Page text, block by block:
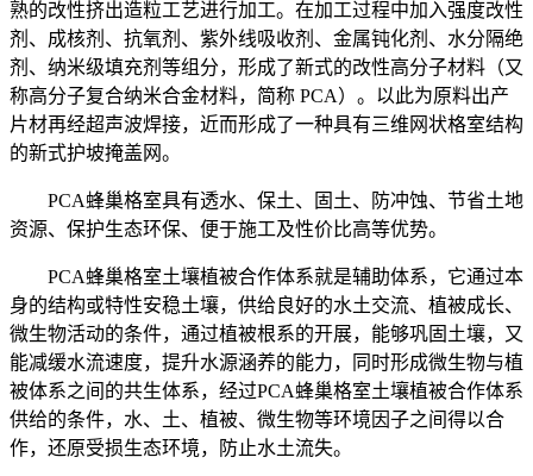
熟的改性挤出造粒工艺进行加工。在加工过程中加入强度改性
剂、成核剂、抗氧剂、紫外线吸收剂、金属钝化剂、水分隔绝
剂、纳米级填充剂等组分，形成了新式的改性高分子材料（又
称高分子复合纳米合金材料，简称 PCA）。以此为原料出产
片材再经超声波焊接，近而形成了一种具有三维网状格室结构
的新式护坡掩盖网。
PCA蜂巢格室具有透水、保土、固土、防冲蚀、节省土地
资源、保护生态环保、便于施工及性价比高等优势。
PCA蜂巢格室土壤植被合作体系就是辅助体系，它通过本
身的结构或特性安稳土壤，供给良好的水土交流、植被成长、
微生物活动的条件，通过植被根系的开展，能够巩固土壤，又
能减缓水流速度，提升水源涵养的能力，同时形成微生物与植
被体系之间的共生体系，经过PCA蜂巢格室土壤植被合作体系
供给的条件，水、土、植被、微生物等环境因子之间得以合
作，还原受损生态环境，防止水土流失。